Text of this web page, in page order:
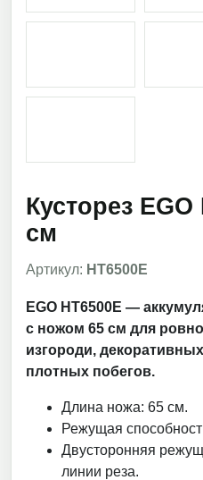
Кусторез EGO
см
Артикул: HT6500E
EGO HT6500E —
с ножом 65 см для
изгороди,
плотных побегов.
Длина ножа: 65 см.
Режущая
Двусторонняя
линии реза.